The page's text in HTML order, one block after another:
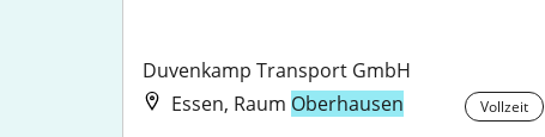
Duvenkamp Transport GmbH
Essen, Raum Oberhausen Vollzeit